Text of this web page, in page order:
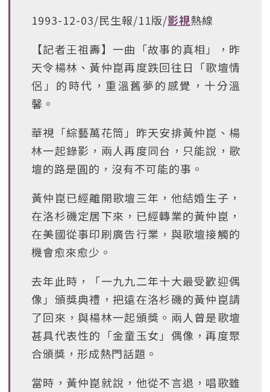
1993-12-03/民生報/11版/影視熱線
【記者王祖壽】一曲「故事的真相」，昨
天令楊林、黃仲崑再度跌回往日「歌壇情
侶」的時代，重溫舊夢的感覺，十分溫
馨。
華視「綜藝萬花筒」昨天安排黃仲崑、楊
林一起錄影，兩人再度同台，只能說，歌
壇的路是圓的，沒有不可能的事。
黃仲崑已經離開歌壇三年，他結婚生子，
在洛杉磯定居下來，已經轉業的黃仲崑，
在美國從事印刷廣告行業，與歌壇接觸的
機會愈來愈少。
去年此時，「一九九二年十大最受歡迎偶
像」頒獎典禮，把遠在洛杉磯的黃仲崑請
了回來，與楊林一起頒獎。兩人曾是歌壇
甚具代表性的「金童玉女」偶像，再度聚
合頒獎，形成熱門話題。
當時，黃仲崑就說，他從不言退，唱歌雖